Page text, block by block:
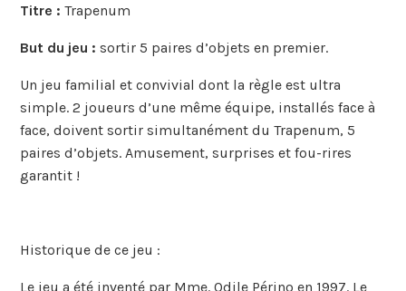
Titre : Trapenum
But du jeu : sortir 5 paires d’objets en premier.
Un jeu familial et convivial dont la règle est ultra
simple. 2 joueurs d’une même équipe, installés face à
face, doivent sortir simultanément du Trapenum, 5
paires d’objets. Amusement, surprises et fou-rires
garantit !
Historique de ce jeu :
Le jeu a été inventé par Mme. Odile Périno en 1997. Le